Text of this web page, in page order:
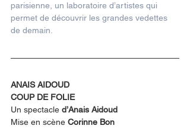
parisienne, un laboratoire d’artistes qui
permet de découvrir les grandes vedettes
de demain.
ANAIS AIDOUD
COUP DE FOLIE
Un spectacle d’Anais Aidoud
Mise en scène Corinne Bon